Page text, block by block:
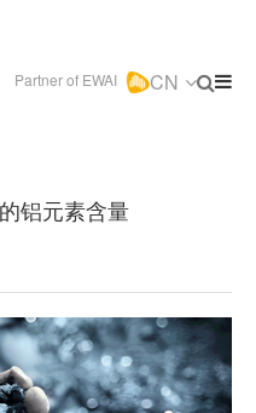
Partner of EWAI CN
铝元素含量